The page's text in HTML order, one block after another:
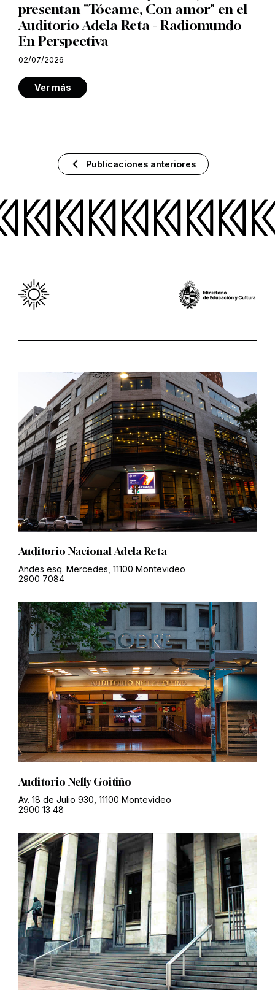
presentan "Tócame, Con amor" en el
Auditorio Adela Reta - Radiomundo
En Perspectiva
02/07/2026
Ver más
Publicaciones anteriores
Auditorio Nacional Adela Reta
Andes esq. Mercedes, 11100 Montevideo
2900 7084
Auditorio Nelly Goitiño
Av. 18 de Julio 930, 11100 Montevideo
2900 13 48